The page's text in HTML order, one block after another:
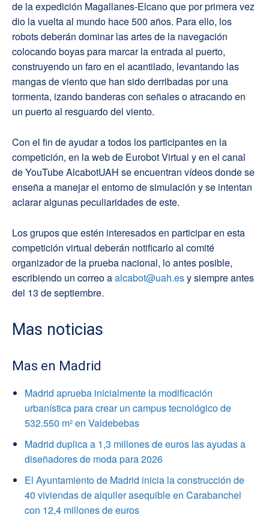
de la expedición Magallanes-Elcano que por primera vez
dio la vuelta al mundo hace 500 años. Para ello, los
robots deberán dominar las artes de la navegación
colocando boyas para marcar la entrada al puerto,
construyendo un faro en el acantilado, levantando las
mangas de viento que han sido derribadas por una
tormenta, izando banderas con señales o atracando en
un puerto al resguardo del viento.
Con el fin de ayudar a todos los participantes en la
competición, en la web de Eurobot Virtual y en el canal
de YouTube AlcabotUAH se encuentran vídeos donde se
enseña a manejar el entorno de simulación y se intentan
aclarar algunas peculiaridades de este.
Los grupos que estén interesados en participar en esta
competición virtual deberán notificarlo al comité
organizador de la prueba nacional, lo antes posible,
escribiendo un correo aalcabot@uah.esy siempre antes
del 13 de septiembre.
Mas noticias
Mas en Madrid
Madrid aprueba inicialmente la modificación
urbanística para crear un campus tecnológico de
532.550 m² en Valdebebas
Madrid duplica a 1,3 millones de euros las ayudas a
diseñadores de moda para 2026
El Ayuntamiento de Madrid inicia la construcción de
40 viviendas de alquiler asequible en Carabanchel
con 12,4 millones de euros